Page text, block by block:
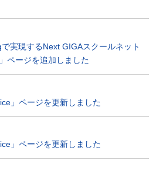
実現するNext GIGAスクールネット
ページを追加しました
」ページを更新しました
」ページを更新しました